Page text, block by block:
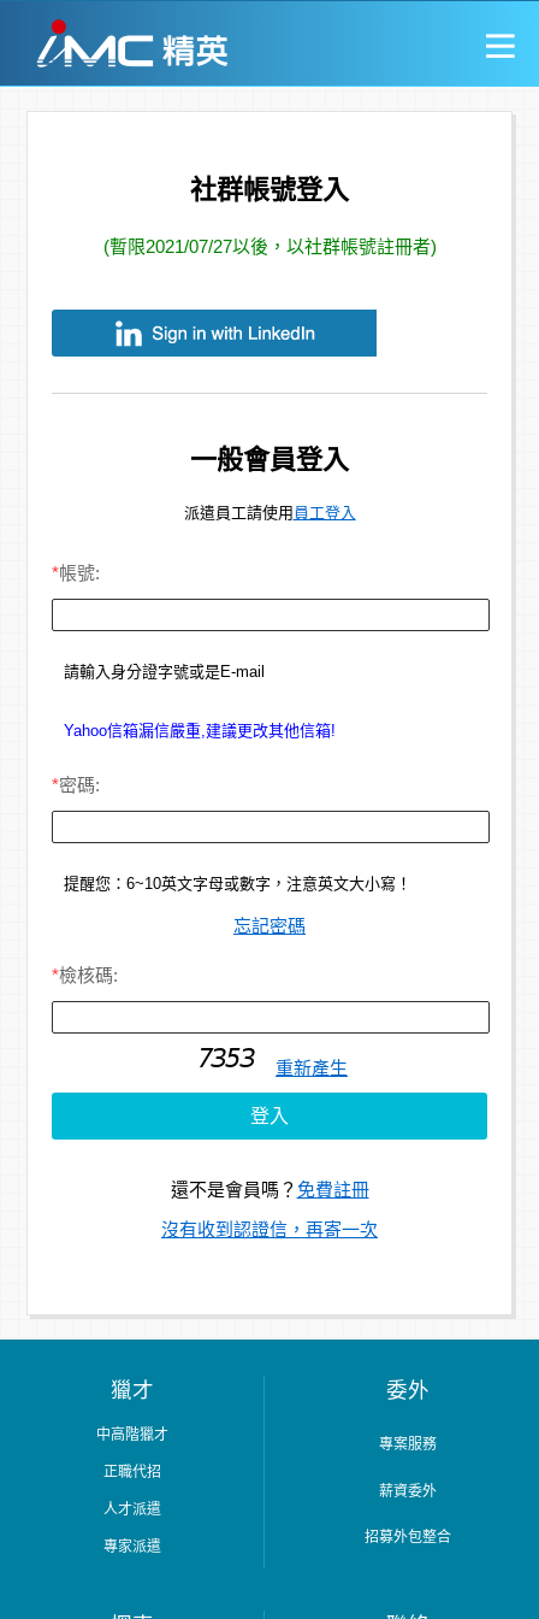
社群帳號登入
(暫限2021/07/27以後，以社群帳號註冊者)
一般會員登入
派遣員工請使用 員工登入
*帳號:
請輸入身分證字號或是E-mail
Yahoo信箱漏信嚴重,建議更改其他信箱!
*密碼:
提醒您：6~10英文字母或數字，注意英文大小寫！
忘記密碼
*檢核碼:
重新產生
還不是會員嗎？ 免費註冊
沒有收到認證信，再寄一次
獵才
中高階獵才
正職代招
人才派遣
專家派遣
委外
專案服務
薪資委外
招募外包整合